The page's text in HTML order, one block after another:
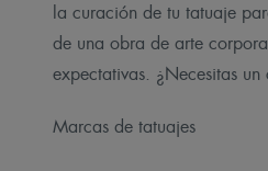
la curación de tu tatuaje
de una obra de arte
expectativas. ¿Necesitas un
Marcas de tatuajes